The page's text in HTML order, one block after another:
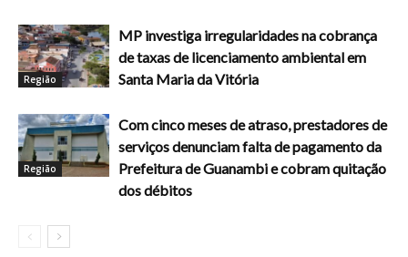
Região
MP investiga irregularidades na cobrança
de taxas de licenciamento ambiental em
Santa Maria da Vitória
Região
Com cinco meses de atraso, prestadores de
serviços denunciam falta de pagamento da
Prefeitura de Guanambi e cobram quitação
dos débitos